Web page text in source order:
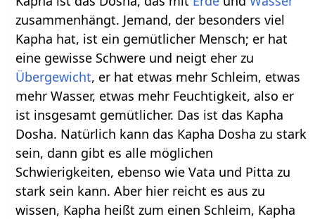
zusammenhängt. Jemand, der besonders viel
Kapha hat, ist ein gemütlicher Mensch; er hat
eine gewisse Schwere und neigt eher zu
Übergewicht, er hat etwas mehr Schleim, etwas
mehr Wasser, etwas mehr Feuchtigkeit, also er
ist insgesamt gemütlicher. Das ist das Kapha
Dosha. Natürlich kann das Kapha Dosha zu stark
sein, dann gibt es alle möglichen
Schwierigkeiten, ebenso wie Vata und Pitta zu
stark sein kann. Aber hier reicht es aus zu
wissen, Kapha heißt zum einen Schleim, Kapha